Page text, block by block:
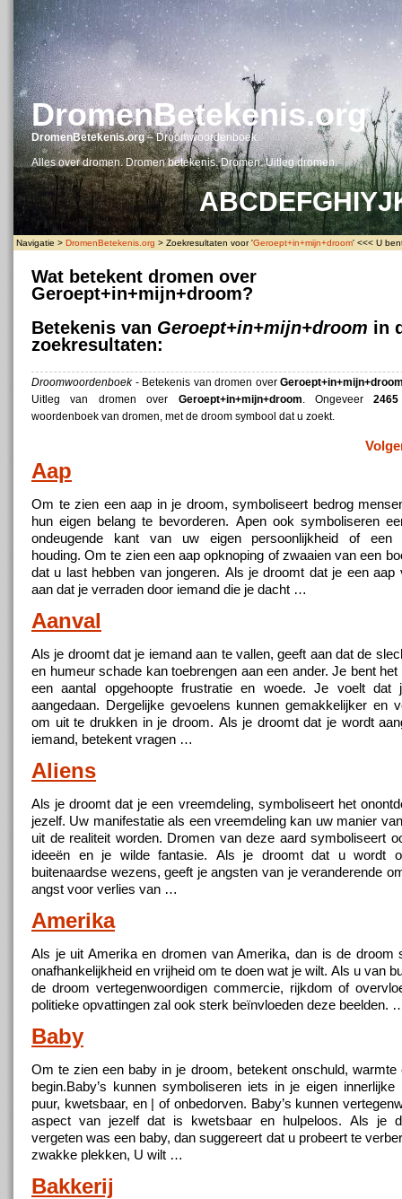
DromenBetekenis.org
DromenBetekenis.org– Droomwoordenboek.
Alles over dromen. Dromen betekenis. Dromen. Uitleg dromen.
ABCDEFGHIYJ
Navigatie > DromenBetekenis.org > Zoekresultaten voor 'Geroept+in+mijn+droom' <<< U
Wat betekent dromen over
Geroept+in+mijn+droom?
Betekenis van Geroept+in+mijn+droom in
zoekresultaten:
Droomwoordenboek- Betekenis van dromen over
‎Uitleg van dromen over Geroept+in+mijn+droom. Ongeveer
woordenboek van dromen, met de droom symbool dat u zoekt.
Aap
Om te zien een aap in je droom, symboliseert bedrog
hun eigen belang te bevorderen. Apen ook symboliseren
ondeugende kant van uw eigen persoonlijkheid of een
houding. Om te zien een aap opknoping of zwaaien van een
dat u last hebben van jongeren. Als je droomt dat je een aap
aan dat je verraden door iemand die je dacht …
Aanval
Als je droomt dat je iemand aan te vallen, geeft aan dat de
en humeur schade kan toebrengen aan een ander. Je bent
een aantal opgehoopte frustratie en woede. Je voelt dat
aangedaan. Dergelijke gevoelens kunnen gemakkelijker en
om uit te drukken in je droom. Als je droomt dat je wordt
iemand, betekent vragen …
Aliens
Als je droomt dat je een vreemdeling, symboliseert het
jezelf. Uw manifestatie als een vreemdeling kan uw manier van
uit de realiteit worden. Dromen van deze aard symboliseert
ideeën en je wilde fantasie. Als je droomt dat u wordt
buitenaardse wezens, geeft je angsten van je veranderende
angst voor verlies van …
Amerika
Als je uit Amerika en dromen van Amerika, dan is de droom
onafhankelijkheid en vrijheid om te doen wat je wilt. Als u van
de droom vertegenwoordigen commercie, rijkdom of
politieke opvattingen zal ook sterk beïnvloeden deze beelden.
Baby
Om te zien een baby in je droom, betekent onschuld, warmte
begin.Baby’s kunnen symboliseren iets in je eigen
puur, kwetsbaar, en | of onbedorven. Baby’s kunnen
aspect van jezelf dat is kwetsbaar en hulpeloos. Als je
vergeten was een baby, dan suggereert dat u probeert te
zwakke plekken, U wilt …
Bakkerij